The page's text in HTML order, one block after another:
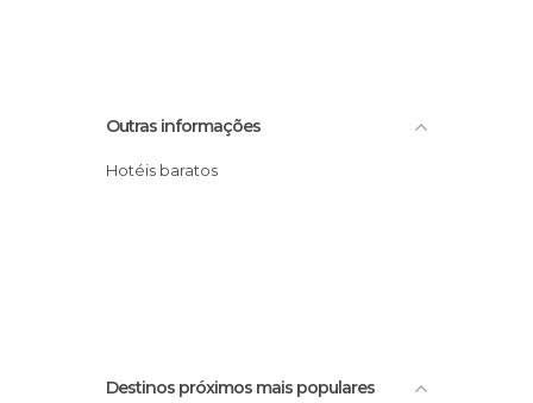
Outras informações
Hotéis baratos
Destinos próximos mais populares